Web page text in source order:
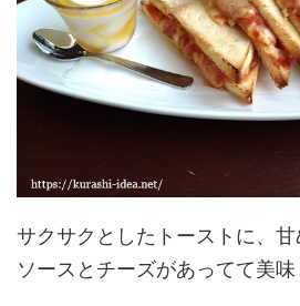
サクサクとしたトーストに、
ソースとチーズがあってて美味